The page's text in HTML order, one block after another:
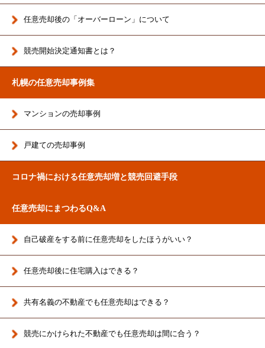
任意売却後の「オーバーローン」について
競売開始決定通知書とは？
札幌の任意売却事例集
マンションの売却事例
戸建ての売却事例
コロナ禍における任意売却増と競売回避手段
任意売却にまつわるQ&A
自己破産をする前に任意売却をしたほうがいい？
任意売却後に住宅購入はできる？
共有名義の不動産でも任意売却はできる？
競売にかけられた不動産でも任意売却は間に合う？